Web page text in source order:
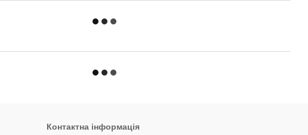
Контактна інформація